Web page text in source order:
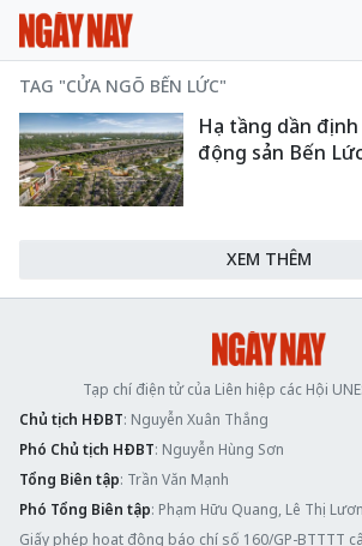
TAG "CỬA NGÕ BẾN LỨC"
Hạ tầng dần
động sản Bến
XEM THÊM
Tạp chí điện tử của Liên hiệp các Hội
Chủ tịch HĐBT: Nguyễn Xuân Thắng
Phó Chủ tịch HĐBT: Nguyễn Hùng Sơn
Tổng Biên tập: Trần Văn Mạnh
Phó Tổng Biên tập: Phạm Hữu Quang, Lê Thị
Giấy phép hoạt động báo chí số 160/GP-BTTTT